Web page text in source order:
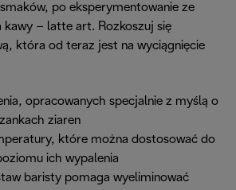
po eksperymentowanie ze
kawy – latte art. Rozkoszuj się
która od teraz jest na wyciągnięcie
opracowanych specjalnie z myślą o
ziaren
które można dostosować do
ich wypalenia
baristy pomaga wyeliminować